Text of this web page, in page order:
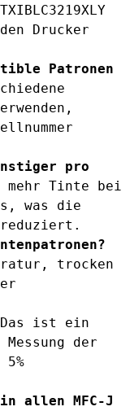
Drucker
Patronen
pro
mehr Tinte bei
was die
trocken
Das ist ein
der
allen MFC-J